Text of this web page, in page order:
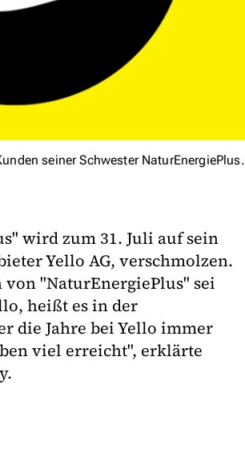
seiner Schwester NaturEnergiePlus.
wird zum 31. Juli auf sein
Yello AG, verschmolzen.
"NaturEnergiePlus" sei
heißt es in der
die Jahre bei Yello immer
viel erreicht", erklärte